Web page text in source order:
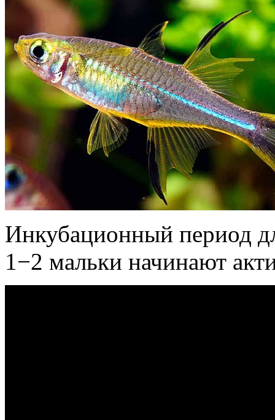
Инкубационный период
1−2 мальки начинают